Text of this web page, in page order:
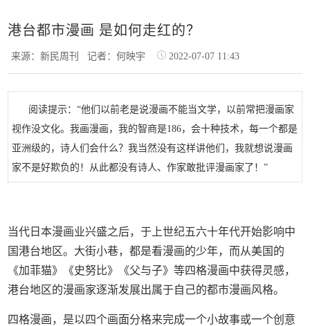
港台都市漫画 是如何走红的？
来源：新民周刊记者：何映宇 2022-07-07 11:43
阅读提示：“他们以前老是说漫画不能当文学，以前常把漫画家
视作没文化。我画漫画，我的智商是186，会十种技术，每一个都是
亚洲级的，诗人们会什么？我当然没有这样讲他们，我就想说漫画
家不是好欺负的！从此都没有诗人、作家敢批评漫画家了！”
当代日本漫画业兴盛之后，于上世纪五六十年代开始影响中
国港台地区。大街小巷，都是看漫画的少年，而从美国的
《加菲猫》《史努比》《父与子》等四格漫画中获得灵感，
港台地区的漫画家逐渐发展出属于自己的都市漫画风格。
四格漫画，是以四个画面分格来完成一个小故事或一个创意